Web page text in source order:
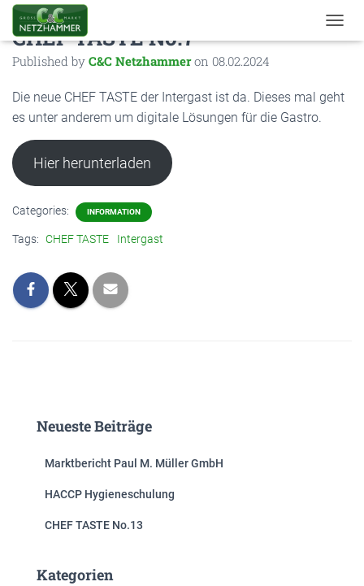
CHEF TASTE No.7
Published by C&C Netzhammeron 08.02.2024
Die neue CHEF TASTE der Intergast ist da. Dieses mal geht
es unter anderem um digitale Lösungen für die Gastro.
Hier herunterladen
Categories: INFORMATION
Tags: CHEF TASTE Intergast
Neueste Beiträge
Marktbericht Paul M. Müller GmbH
HACCP Hygieneschulung
CHEF TASTE No.13
Kategorien